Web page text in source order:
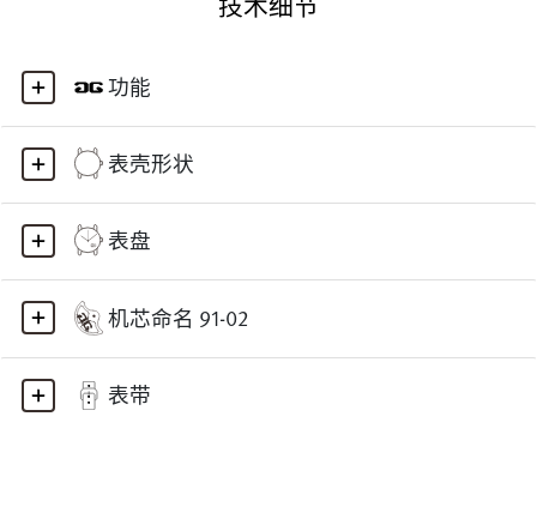
功能
表壳形状
表盘
机芯命名 91-02
表带